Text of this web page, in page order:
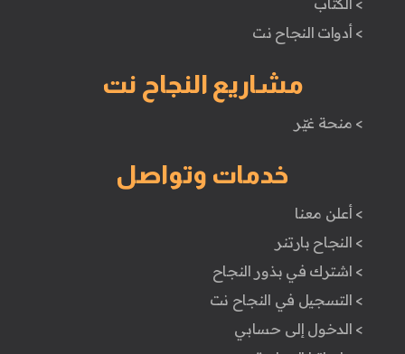
> الكتَاب
> أدوات النجاح نت
مشاريع النجاح نت
> منحة غيّر
خدمات وتواصل
> أعلن معنا
> النجاح بارتنر
> اشترك في بذور النجاح
> التسجيل في النجاح نت
> الدخول إلى حسابي